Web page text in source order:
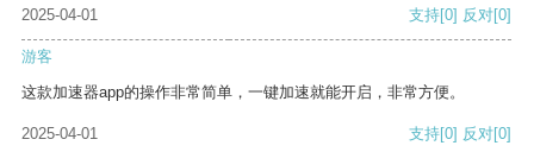
2025-04-01 支持[0] 反对[0]
游客
这款加速器app的操作非常简单，一键加速就能开启，非常方便。
2025-04-01 支持[0] 反对[0]